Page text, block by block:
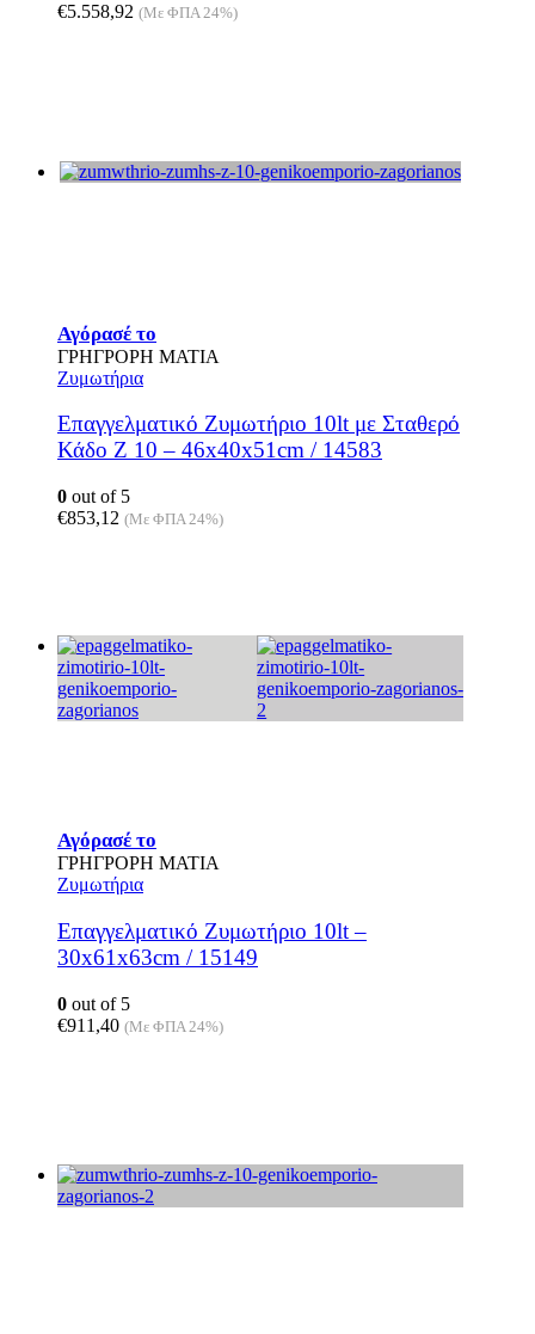
€5.558,92 (Με ΦΠΑ 24%)
Αγόρασέ το
ΓΡΗΓΡΟΡΗ ΜΑΤΙΑ
Ζυμωτήρια
Επαγγελματικό Ζυμωτήριο 10lt με Σταθερό
Κάδο Z 10 – 46x40x51cm / 14583
0 out of 5
€853,12 (Με ΦΠΑ 24%)
Αγόρασέ το
ΓΡΗΓΡΟΡΗ ΜΑΤΙΑ
Ζυμωτήρια
Επαγγελματικό Ζυμωτήριο 10lt –
30x61x63cm / 15149
0 out of 5
€911,40 (Με ΦΠΑ 24%)